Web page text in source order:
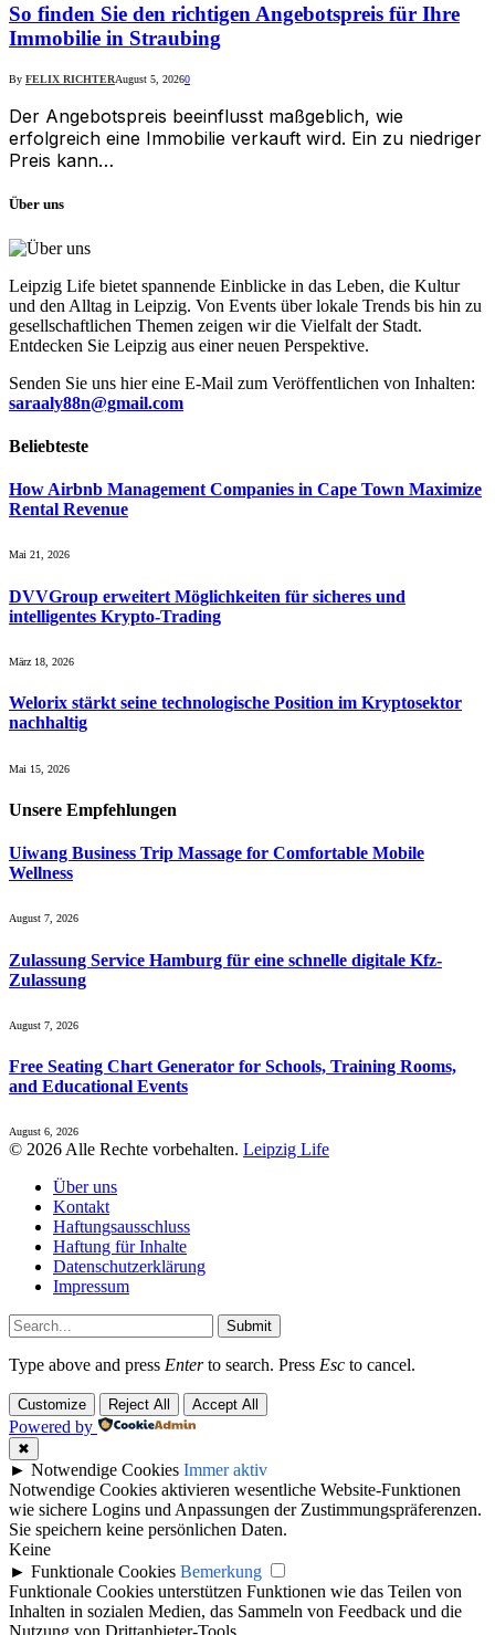
So finden Sie den richtigen Angebotspreis für Ihre
Immobilie in Straubing
By FELIX RICHTERAugust 5, 20260
Der Angebotspreis beeinflusst maßgeblich, wie
erfolgreich eine Immobilie verkauft wird. Ein zu niedriger
Preis kann…
Über uns
Leipzig Life bietet spannende Einblicke in das Leben, die Kultur
und den Alltag in Leipzig. Von Events über lokale Trends bis hin zu
gesellschaftlichen Themen zeigen wir die Vielfalt der Stadt.
Entdecken Sie Leipzig aus einer neuen Perspektive.
Senden Sie uns hier eine E-Mail zum Veröffentlichen von Inhalten:
saraaly88n@gmail.com
Beliebteste
How Airbnb Management Companies in Cape Town Maximize
Rental Revenue
Mai 21, 2026
DVVGroup erweitert Möglichkeiten für sicheres und
intelligentes Krypto-Trading
März 18, 2026
Welorix stärkt seine technologische Position im Kryptosektor
nachhaltig
Mai 15, 2026
Unsere Empfehlungen
Uiwang Business Trip Massage for Comfortable Mobile
Wellness
August 7, 2026
Zulassung Service Hamburg für eine schnelle digitale Kfz-
Zulassung
August 7, 2026
Free Seating Chart Generator for Schools, Training Rooms,
and Educational Events
August 6, 2026
© 2026 Alle Rechte vorbehalten. Leipzig Life
Über uns
Kontakt
Haftungsausschluss
Haftung für Inhalte
Datenschutzerklärung
Impressum
Submit
Type above and press Enterto search. Press Esc to cancel.
Customize Reject All Accept All
Powered by
✖
► Notwendige Cookies Immer aktiv
Notwendige Cookies aktivieren wesentliche Website-Funktionen
wie sichere Logins und Anpassungen der Zustimmungspräferenzen.
Sie speichern keine persönlichen Daten.
Keine
► Funktionale Cookies Bemerkung
Funktionale Cookies unterstützen Funktionen wie das Teilen von
Inhalten in sozialen Medien, das Sammeln von Feedback und die